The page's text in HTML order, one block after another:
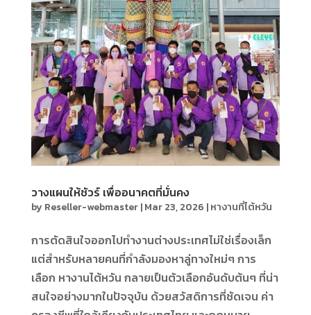
วางแผนให้ชัวร์ เพื่ออนาคตที่มั่นคง
by Reseller-webmaster|Mar 23, 2026 |หางานที่ไต้หวัน
การตัดสินใจออกไปทำงานต่างประเทศไม่ใช่เรื่องเล็ก
แต่สำหรับหลายคนที่กำลังมองหาลู่ทางใหม่ๆ การ
เลือก หางานไต้หวัน กลายเป็นตัวเลือกอันดับต้นๆ ที่น่า
สนใจอย่างมากในปัจจุบัน ด้วยสวัสดิการที่ชัดเจน ค่า